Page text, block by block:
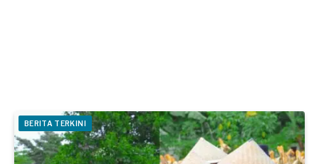
BERITA TERKINI